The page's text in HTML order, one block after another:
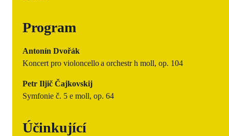
Program
Antonín Dvořák
Koncert pro violoncello a orchestr h moll, op. 104
Petr Iljič Čajkovskij
Symfonie č. 5 e moll, op. 64
Účinkující